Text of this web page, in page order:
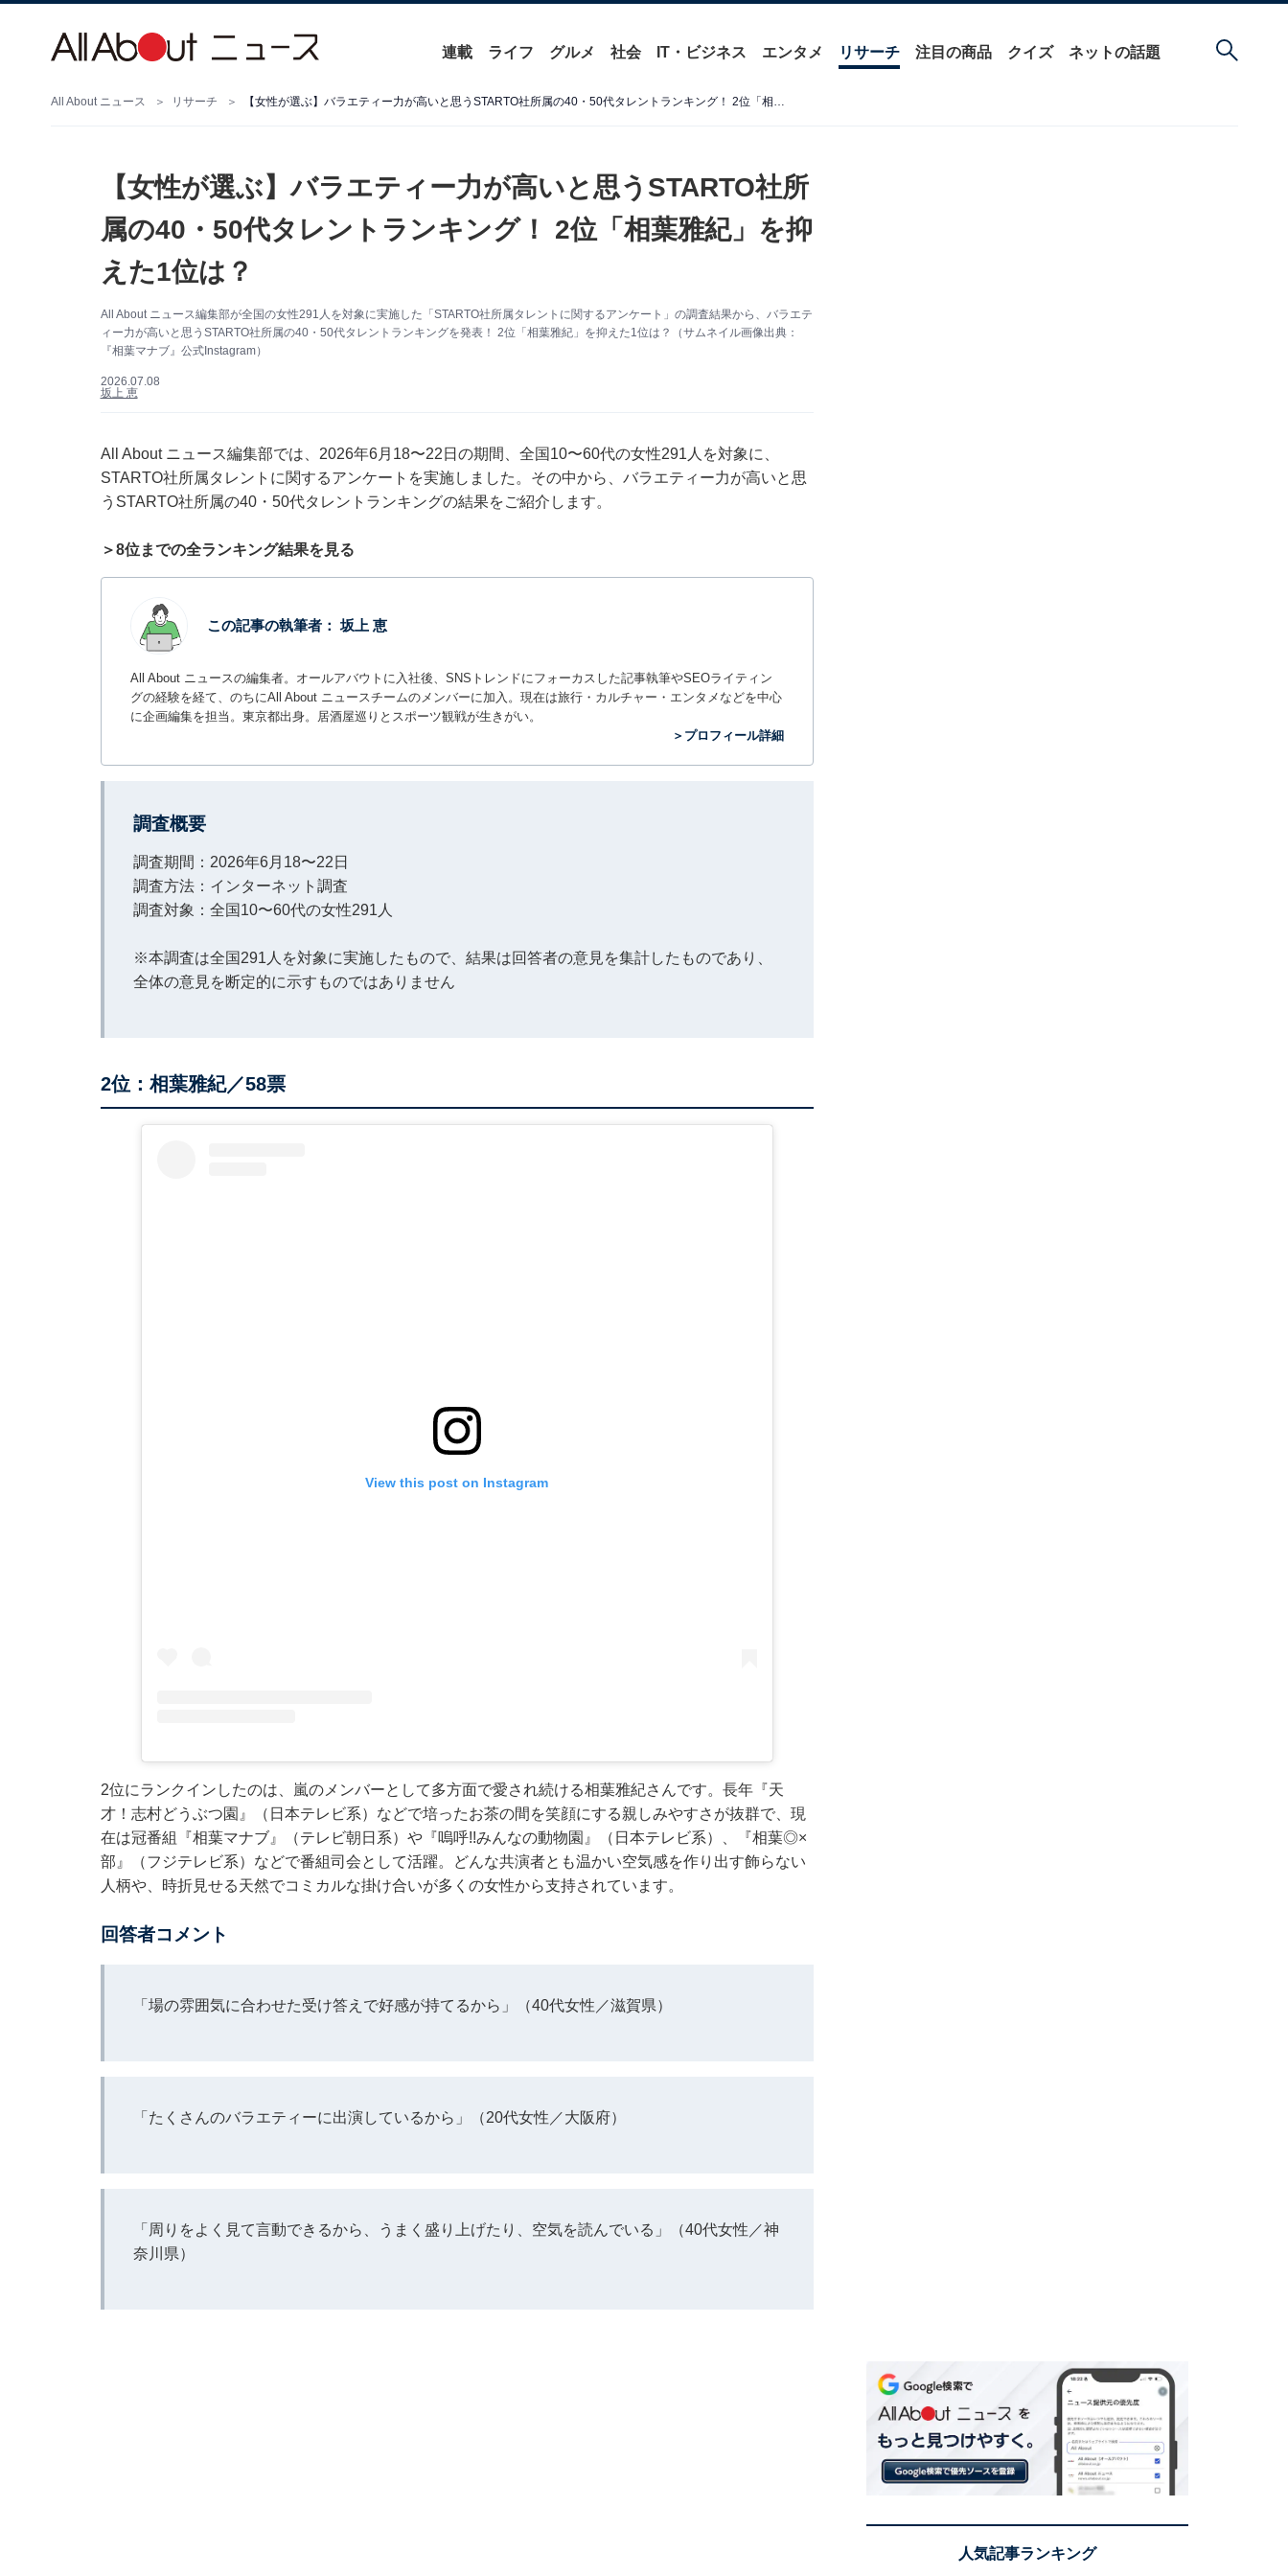
連載 ライフ グルメ 社会 IT・ビジネス エンタメ リサーチ 注目の商品 クイズ ネットの話題
All About ニュース リサーチ 【女性が選ぶ】バラエティー力が高いと思うSTARTO社所属の40・50代タレントランキング！ 2位「相葉雅紀」を抑えた1位は？
【女性が選ぶ】バラエティー力が高いと思うSTARTO社所
属の40・50代タレントランキング！ 2位「相葉雅紀」を抑
えた1位は？
All About ニュース編集部が全国の女性291人を対象に実施した「STARTO社所属タレントに関するアンケート」の調査結果から、バラエテ
ィー力が高いと思うSTARTO社所属の40・50代タレントランキングを発表！ 2位「相葉雅紀」を抑えた1位は？（サムネイル画像出典：
『相葉マナブ』公式Instagram）
2026.07.08
坂上 恵
All About ニュース編集部では、2026年6月18〜22日の期間、全国10〜60代の女性291人を対象に、
STARTO社所属タレントに関するアンケートを実施しました。その中から、バラエティー力が高いと思
うSTARTO社所属の40・50代タレントランキングの結果をご紹介します。
＞8位までの全ランキング結果を見る
この記事の執筆者： 坂上 恵
All About ニュースの編集者。オールアバウトに入社後、SNSトレンドにフォーカスした記事執筆やSEOライティン
グの経験を経て、のちにAll About ニュースチームのメンバーに加入。現在は旅行・カルチャー・エンタメなどを中心
に企画編集を担当。東京都出身。居酒屋巡りとスポーツ観戦が生きがい。
＞プロフィール詳細
調査概要
調査期間：2026年6月18〜22日
調査方法：インターネット調査
調査対象：全国10〜60代の女性291人
※本調査は全国291人を対象に実施したもので、結果は回答者の意見を集計したものであり、
全体の意見を断定的に示すものではありません
2位：相葉雅紀／58票
View this post on Instagram
2位にランクインしたのは、嵐のメンバーとして多方面で愛され続ける相葉雅紀さんです。長年『天
才！志村どうぶつ園』（日本テレビ系）などで培ったお茶の間を笑顔にする親しみやすさが抜群で、現
在は冠番組『相葉マナブ』（テレビ朝日系）や『嗚呼!!みんなの動物園』（日本テレビ系）、『相葉◎×
部』（フジテレビ系）などで番組司会として活躍。どんな共演者とも温かい空気感を作り出す飾らない
人柄や、時折見せる天然でコミカルな掛け合いが多くの女性から支持されています。
回答者コメント
「場の雰囲気に合わせた受け答えで好感が持てるから」（40代女性／滋賀県）
「たくさんのバラエティーに出演しているから」（20代女性／大阪府）
「周りをよく見て言動できるから、うまく盛り上げたり、空気を読んでいる」（40代女性／神
奈川県）